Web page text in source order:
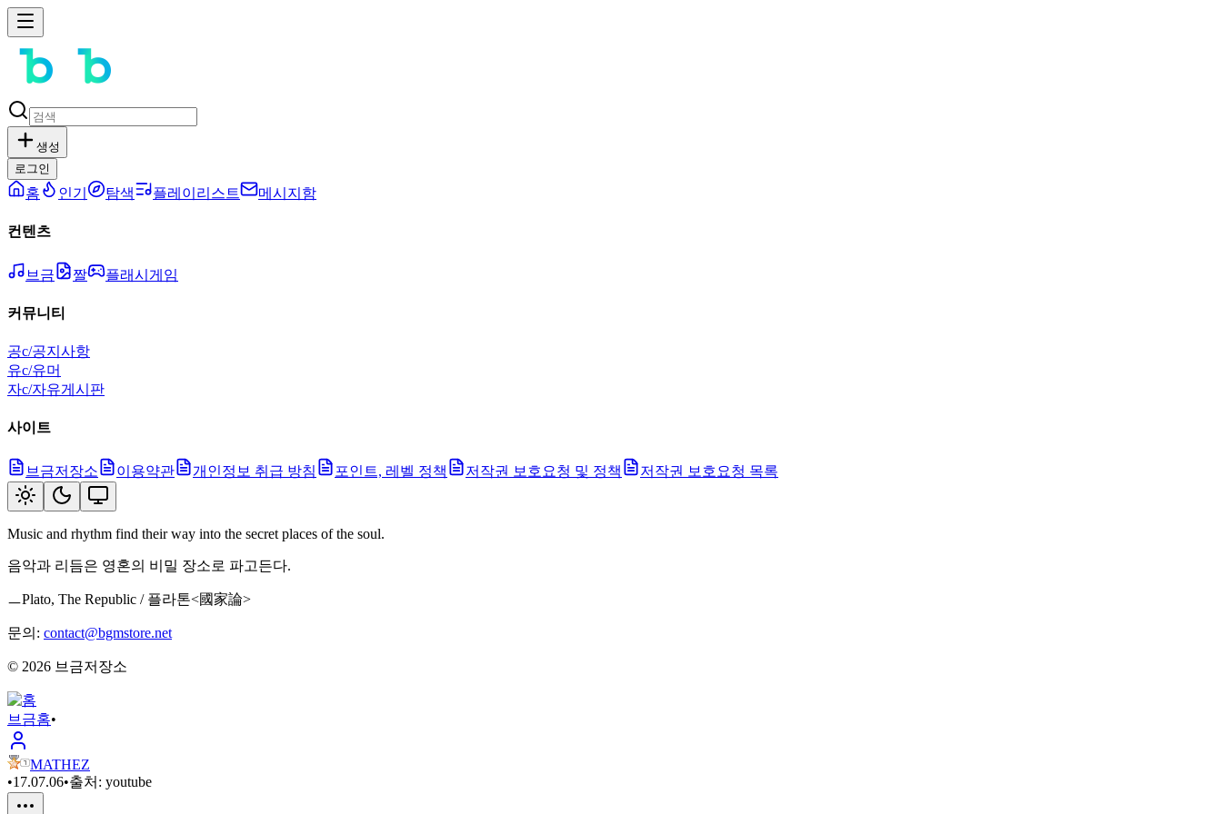
생성
로그인
홈 인기 탐색 플레이리스트 메시지함
컨텐츠
브금 짤 플래시게임
커뮤니티
공c/공지사항
유c/유머
자c/자유게시판
사이트
브금저장소 이용약관 개인정보 취급 방침 포인트, 레벨 정책 저작권 보호요청 및 정책 저작권 보호요청 목록
Music and rhythm find their way into the secret places of the soul.
음악과 리듬은 영혼의 비밀 장소로 파고든다.
ㅡPlato, The Republic / 플라톤<國家論>
문의: contact@bgmstore.net
© 2026 브금저장소
브금홈•
MATHEZ
•17.07.06•출처: youtube